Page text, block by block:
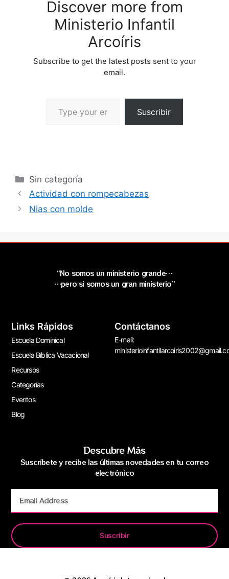
Discover more from
Ministerio Infantil
Arcoíris
Subscribe to get the latest posts sent to your
email.
Suscribir
Sin categoría
Actividad con rompecabezas
Nias con molde
“No somos un ministerio grande…
…pero si somos un gran ministerio”
Links Rápidos
Escuela Dominical
Escuela Bíblica Vacacional
Recursos
Categorías
Eventos
Blog
Contáctanos
E-mail:
Descubre Más
Suscríbete y recibe las últimas novedades en tu correo
electrónico
Suscribir